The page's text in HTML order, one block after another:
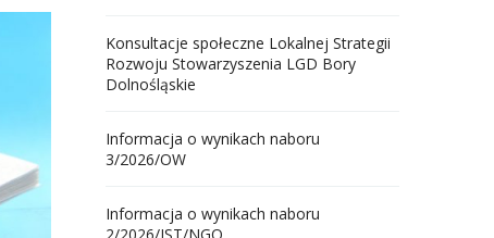
Konsultacje społeczne Lokalnej Strategii
Rozwoju Stowarzyszenia LGD Bory
Dolnośląskie
Informacja o wynikach naboru
3/2026/OW
Informacja o wynikach naboru